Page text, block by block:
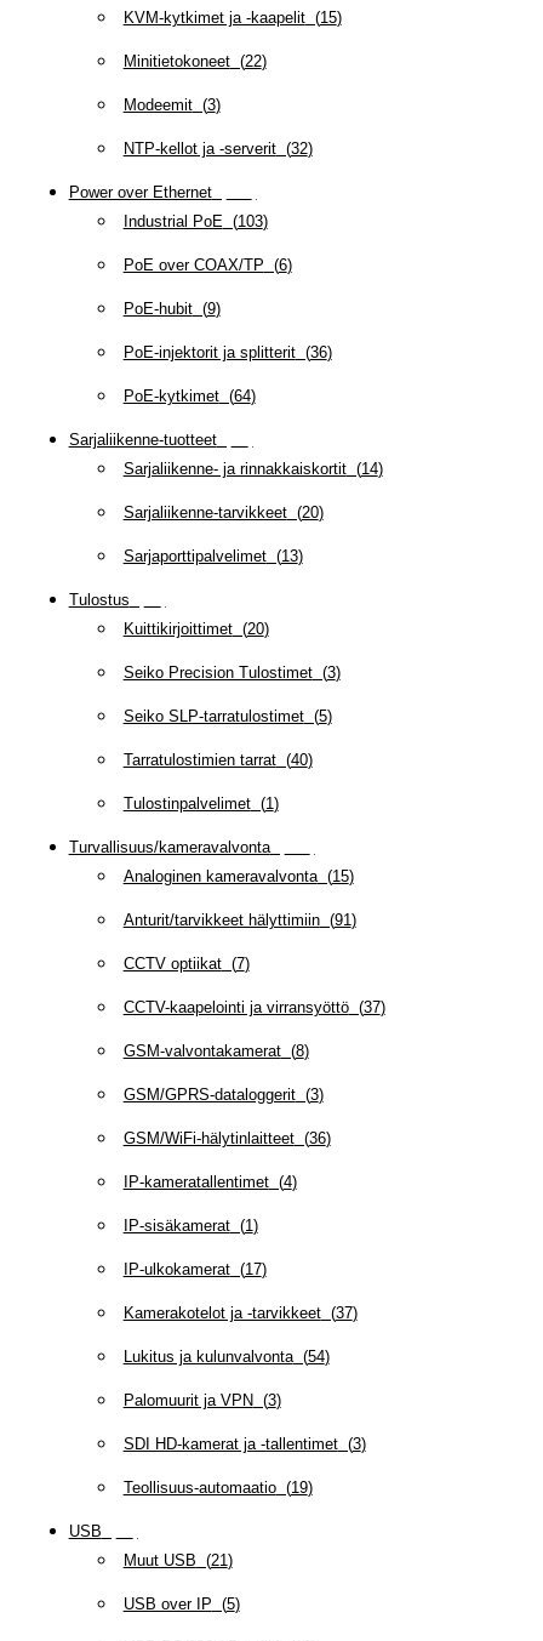
KVM-kytkimet ja -kaapelit(15)
Minitietokoneet(22)
Modeemit(3)
NTP-kellot ja -serverit(32)
Power over Ethernet(
Industrial PoE(103)
PoE over COAX/TP (6)
PoE-hubit(9)
PoE-injektorit ja splitterit(36)
PoE-kytkimet(64)
Sarjaliikenne-tuotteet(
Sarjaliikenne- ja rinnakkaiskortit(14)
Sarjaliikenne-tarvikkeet(20)
Sarjaporttipalvelimet(13)
Tulostus
Kuittikirjoittimet(20)
Seiko Precision Tulostimet(3)
Seiko SLP-tarratulostimet(5)
Tarratulostimien tarrat(40)
Tulostinpalvelimet(1)
Turvallisuus/kameravalvonta(
Analoginen kameravalvonta(15)
Anturit/tarvikkeet hälyttimiin(91)
CCTV optiikat(7)
CCTV-kaapelointi ja virransyöttö(37)
GSM-valvontakamerat(8)
GSM/GPRS-dataloggerit(3)
GSM/WiFi-hälytinlaitteet(36)
IP-kameratallentimet(4)
IP-sisäkamerat(1)
IP-ulkokamerat(17)
Kamerakotelot ja -tarvikkeet(37)
Lukitus ja kulunvalvonta(54)
Palomuurit ja VPN (3)
SDI HD-kamerat ja -tallentimet(3)
Teollisuus-automaatio(19)
USB
Muut USB (21)
USB over IP (5)